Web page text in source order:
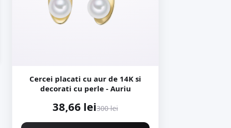
Cercei placati cu aur de 14K si
decorati cu perle - Auriu
38,66 lei300 lei